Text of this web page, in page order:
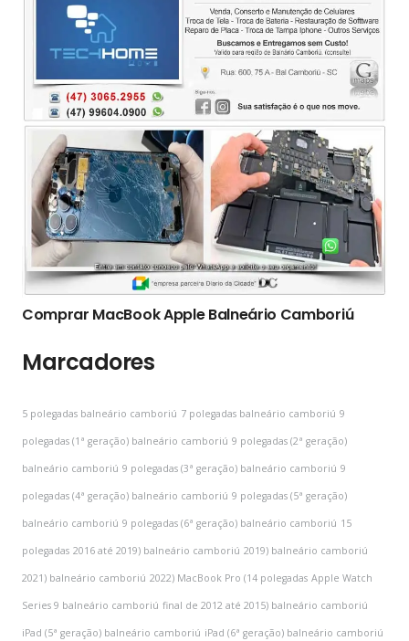
Comprar MacBook Apple Balneário Camboriú
Marcadores
5 polegadas balneário camboriú 7 polegadas balneário camboriú 9
polegadas (1ª geração) balneário camboriú 9 polegadas (2ª geração)
balneário camboriú 9 polegadas (3ª geração) balneário camboriú 9
polegadas (4ª geração) balneário camboriú 9 polegadas (5ª geração)
balneário camboriú 9 polegadas (6ª geração) balneário camboriú 15
polegadas 2016 até 2019) balneário camboriú 2019) balneário camboriú
2021) balneário camboriú 2022) MacBook Pro (14 polegadas Apple Watch
Series 9 balneário camboriú final de 2012 até 2015) balneário camboriú
iPad (5ª geração) balneário camboriú iPad (6ª geração) balneário camboriú